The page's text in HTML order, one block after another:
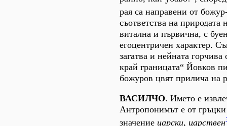
рая са направени от
съответства на природата
витална и първична, с
егоцентричен характер.
загатва и нейната
край границата“ Йовков
божуров цвят прилича на
ВАСИЛЧО. Името е
Антропонимът е от гръцки
значение царски, царствен